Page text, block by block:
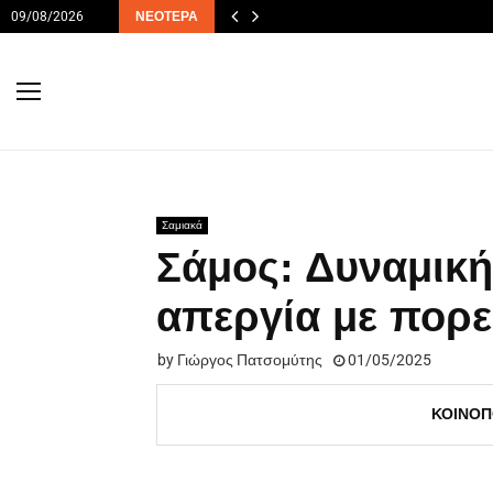
09/08/2026 ΝΕΌΤΕΡΑ
Σαμιακά
Σάμος:
απεργία με
by Γιώργος Πατσομύτης 01/05/2025